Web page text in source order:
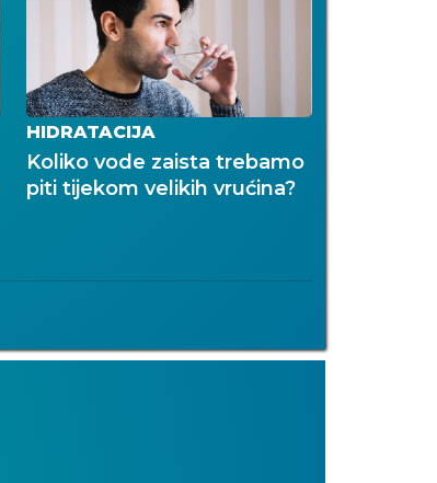
HIDRATACIJA
Koliko vode zaista trebamo
piti tijekom velikih vrućina?